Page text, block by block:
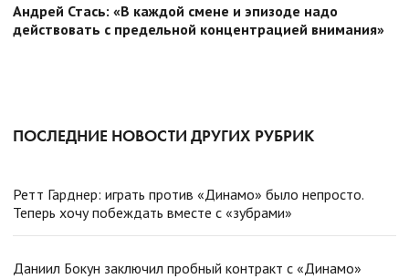
Андрей Стась: «В каждой смене и эпизоде надо
действовать с предельной концентрацией внимания»
ПОСЛЕДНИЕ НОВОСТИ ДРУГИХ РУБРИК
Ретт Гарднер: играть против «Динамо» было непросто.
Теперь хочу побеждать вместе с «зубрами»
Даниил Бокун заключил пробный контракт с «Динамо»